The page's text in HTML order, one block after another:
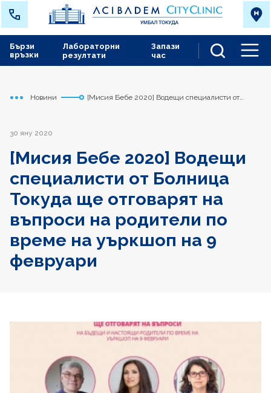
Лабораторни
резултати
Запази
час
Бързи
връзки
Начало
Токуда
Новини
[Мисия Бебе 2020] Водещи специалисти от
30 яну 2020
[Мисия Бебе 2020] Водещи
специалисти от Болница
Токуда ще отговарят на
въпроси на родители по
време на уъркшоп на 9
февруари